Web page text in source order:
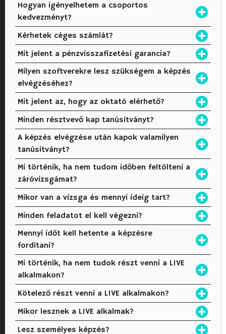
Hogyan igényelhetem a csoportos
kedvezményt?
Kérhetek céges számlát?
Mit jelent a pénzvisszafizetési garancia?
Milyen szoftverekre lesz szükségem a képzés
elvégzéséhez?
Mit jelent az, hogy az oktató elérhető?
Minden résztvevő kap tanúsítványt?
A képzés elvégzése után kapok valamilyen
tanúsítványt?
Mi történik, ha nem tudom időben feltölteni a
záróvizsgámat?
Mikor van a vizsga és mennyi ideig tart?
Minden feladatot el kell végezni?
Mennyi időt kell hetente a képzésre
fordítani?
Mi történik, ha nem tudok részt venni a LIVE
alkalmakon?
Kötelező részt venni a LIVE alkalmakon?
Mikor lesznek a LIVE alkalmak?
Lesz személyes képzés?